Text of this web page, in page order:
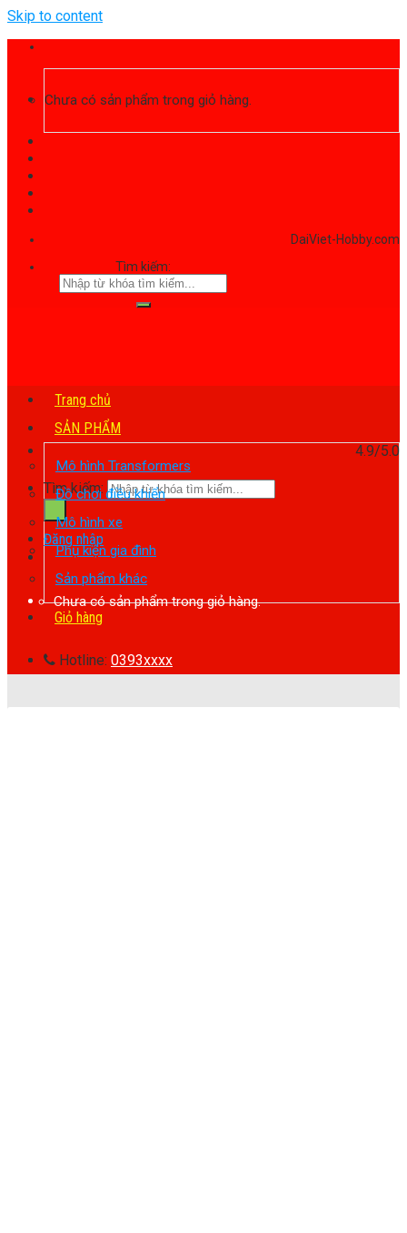
Skip to content
Chưa có sản phẩm trong giỏ hàng.
DaiViet-Hobby.com
Tìm kiếm:
4.9/5.0
Tìm kiếm:
Đăng nhập
Chưa có sản phẩm trong giỏ hàng.
Trang chủ
SẢN PHẨM
Mô hình Transformers
Đồ chơi điều khiển
Mô hình xe
Phụ kiện gia đình
Sản phẩm khác
Giỏ hàng
Hotline: 0393xxxx